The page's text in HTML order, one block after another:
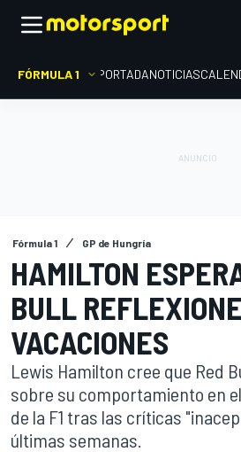
FÓRMULA 1 PORTADANOTICIAS
Fórmula 1 GP de Hungría
HAMILTON
BULL
VACACIONES
Lewis Hamilton cree que Red
sobre su comportamiento en
de la F1 tras las críticas
últimas semanas.